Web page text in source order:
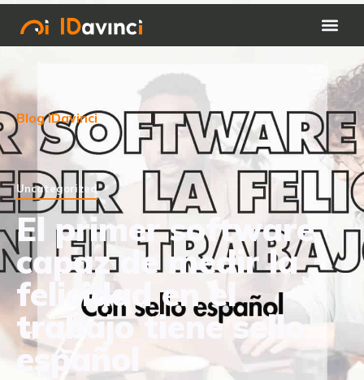
Blog IDavinci
Uncategorized
El primer software
capaz de medir la
felicidad en el
trabajo tiene sello
español